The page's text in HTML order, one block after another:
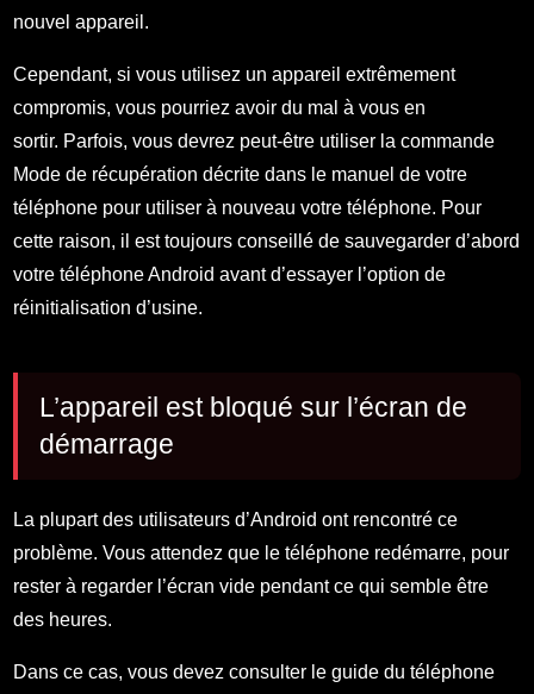
nouvel appareil.
Cependant, si vous utilisez un appareil extrêmement
compromis, vous pourriez avoir du mal à vous en
sortir. Parfois, vous devrez peut-être utiliser la commande
Mode de récupération décrite dans le manuel de votre
téléphone pour utiliser à nouveau votre téléphone. Pour
cette raison, il est toujours conseillé de sauvegarder d’abord
votre téléphone Android avant d’essayer l’option de
réinitialisation d’usine.
L’appareil est bloqué sur l’écran de
démarrage
La plupart des utilisateurs d’Android ont rencontré ce
problème. Vous attendez que le téléphone redémarre, pour
rester à regarder l’écran vide pendant ce qui semble être
des heures.
Dans ce cas, vous devez consulter le guide du téléphone